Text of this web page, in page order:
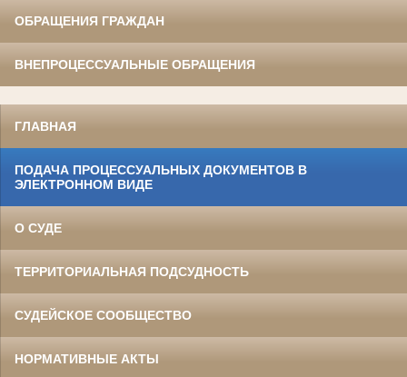
ОБРАЩЕНИЯ ГРАЖДАН
ВНЕПРОЦЕССУАЛЬНЫЕ ОБРАЩЕНИЯ
ГЛАВНАЯ
ПОДАЧА ПРОЦЕССУАЛЬНЫХ ДОКУМЕНТОВ В
ЭЛЕКТРОННОМ ВИДЕ
О СУДЕ
ТЕРРИТОРИАЛЬНАЯ ПОДСУДНОСТЬ
СУДЕЙСКОЕ СООБЩЕСТВО
НОРМАТИВНЫЕ АКТЫ